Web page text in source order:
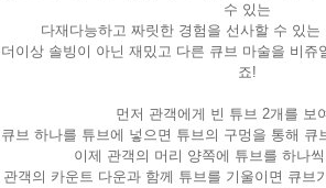
수 있는
다재다능하고 짜릿한 경험을 선사할 수 있는
더이상 솔빙이 아닌 재밌고 다른 큐브 마술을 비쥬
죠!
먼저 관객에게 빈 튜브 2개를 보
큐브 하나를 튜브에 넣으면 튜브의 구멍을 통해 큐
이제 관객의 머리 양쪽에 튜브를 하나
관객의 카운트 다운과 함께 튜브를 기울이면 큐브